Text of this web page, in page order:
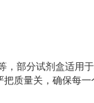
部分试剂盒适用于
质量关，确保每